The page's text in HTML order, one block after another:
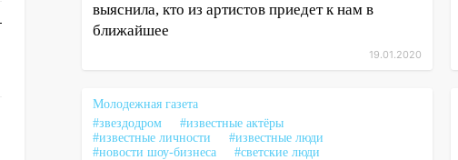
выяснила, кто из артистов приедет к нам в
ближайшее
19.01.2020
Молодежная газета
#звездодром
#известные актёры
#известные личности
#известные люди
#новости шоу-бизнеса
#светские люди